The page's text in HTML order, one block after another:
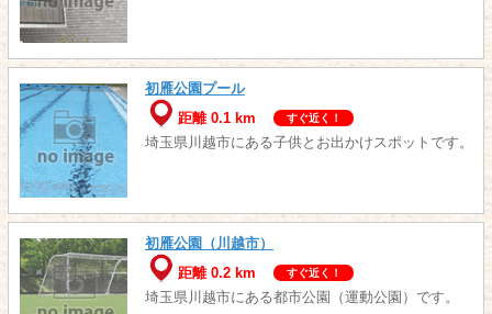
初雁公園プール
距離 0.1 km
すぐ近く！
埼玉県川越市にある子供とお出かけスポットです。
初雁公園（川越市）
距離 0.2 km
すぐ近く！
埼玉県川越市にある都市公園（運動公園）です。